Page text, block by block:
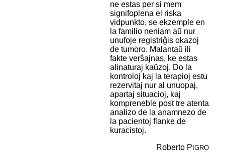
ne estas per si mem
signifoplena el riska
vidpunkto, se ekzemple en
la familio neniam aŭ nur
unufoje registriĝis okazoj
de tumoro. Malantaŭ ili
fakte verŝajnas, ke estas
alinaturaj kaŭzoj. Do la
kontroloj kaj la terapioj estu
rezervitaj nur al unuopaj,
apartaj situacioj, kaj
kompreneble post tre atenta
analizo de la anamnezo de
la pacientoj flanke de
kuracistoj.
Roberto P IGRO